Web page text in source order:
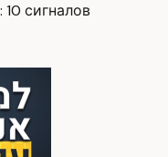
сигналов